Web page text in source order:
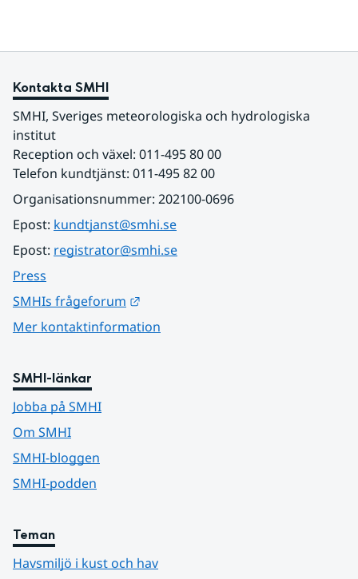
Kontakta SMHI
SMHI, Sveriges meteorologiska och hydrologiska
institut
Reception och växel: 011-495 80 00
Telefon kundtjänst: 011-495 82 00
Organisationsnummer: 202100-0696
Epost: kundtjanst@smhi.se
Epost: registrator@smhi.se
Press
SMHIs frågeforum
Mer kontaktinformation
SMHI-länkar
Jobba på SMHI
Om SMHI
SMHI-bloggen
SMHI-podden
Teman
Havsmiljö i kust och hav